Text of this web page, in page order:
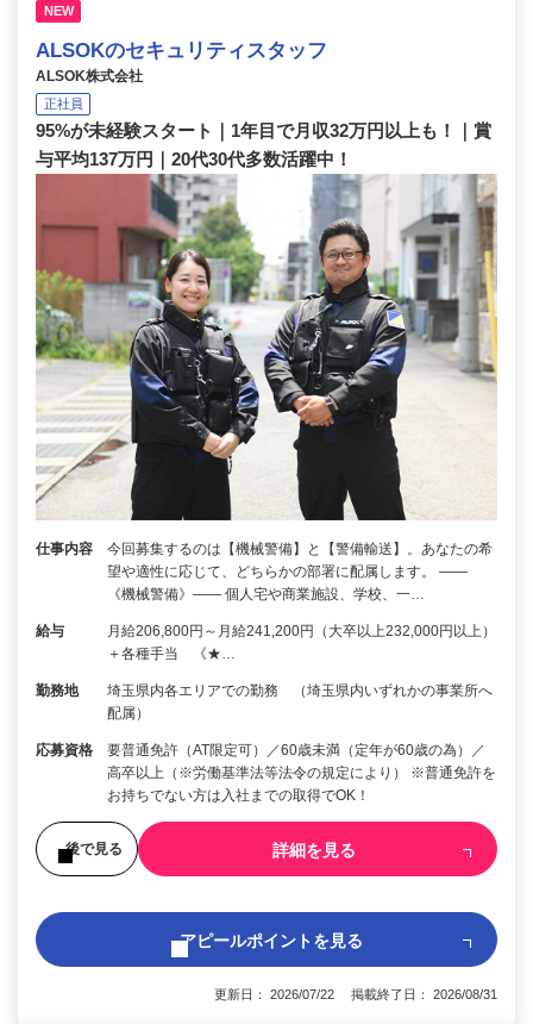
NEW
ALSOKのセキュリティスタッフ
ALSOK株式会社
正社員
95%が未経験スタート｜1年目で月収32万円以上も！｜賞
与平均137万円｜20代30代多数活躍中！
仕事内容
今回募集するのは【機械警備】と【警備輸送】。あなたの希
望や適性に応じて、どちらかの部署に配属します。 ――
《機械警備》―― 個人宅や商業施設、学校、一…
給与
月給206,800円～月給241,200円（大卒以上232,000円以上）
＋各種手当 《★…
勤務地
埼玉県内各エリアでの勤務 （埼玉県内いずれかの事業所へ
配属）
応募資格
要普通免許（AT限定可）／60歳未満（定年が60歳の為）／
高卒以上（※労働基準法等法令の規定により） ※普通免許を
お持ちでない方は入社までの取得でOK！
後で見る 詳細を見る
アピールポイントを見る
更新日： 2026/07/22 掲載終了日： 2026/08/31